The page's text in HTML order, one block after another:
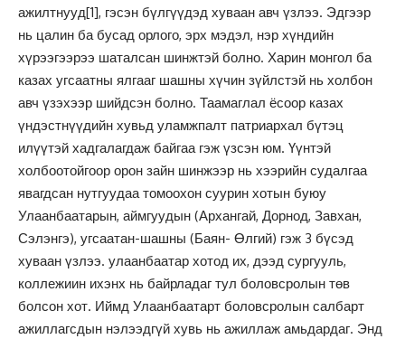
ажилтнууд[1], гэсэн бүлгүүдэд хуваан авч үзлээ. Эдгээр
нь цалин ба бусад орлого, эрх мэдэл, нэр хүндийн
хүрээгээрээ шаталсан шинжтэй болно. Харин монгол ба
казах угсаатны ялгааг шашны хүчин зүйлстэй нь холбон
авч үзэхээр шийдсэн болно. Таамаглал ёсоор казах
үндэстнүүдийн хувьд уламжпалт патриархал бүтэц
илүүтэй хадгалагдаж байгаа гэж үзсэн юм. Үүнтэй
холбоотойгоор орон зайн шинжээр нь хээрийн судалгаа
явагдсан нутгуудаа томоохон суурин хотын буюу
Улаанбаатарын, аймгуудын (Архангай, Дорнод, Завхан,
Сэлэнгэ), угсаатан-шашны (Баян- Өлгий) гэж 3 бүсэд
хуваан үзлээ. улаанбаатар хотод их, дээд сургууль,
коллежиин ихэнх нь байрладаг тул боловсролын төв
болсон хот. Иймд Улаанбаатарт боловсролын салбарт
ажиллагсдын нэлээдгүй хувь нь ажиллаж амьдардаг. Энд